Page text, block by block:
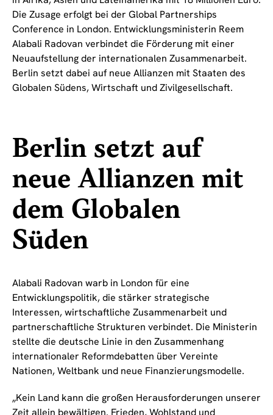
Die Zusage erfolgt bei der Global Partnerships
Conference in London. Entwicklungsministerin Reem
Alabali Radovan verbindet die Förderung mit einer
Neuaufstellung der internationalen Zusammenarbeit.
Berlin setzt dabei auf neue Allianzen mit Staaten des
Globalen Südens, Wirtschaft und Zivilgesellschaft.
Berlin setzt auf
neue Allianzen mit
dem Globalen
Süden
Alabali Radovan warb in London für eine
Entwicklungspolitik, die stärker strategische
Interessen, wirtschaftliche Zusammenarbeit und
partnerschaftliche Strukturen verbindet. Die Ministerin
stellte die deutsche Linie in den Zusammenhang
internationaler Reformdebatten über Vereinte
Nationen, Weltbank und neue Finanzierungsmodelle.
„Kein Land kann die großen Herausforderungen unserer
Zeit allein bewältigen. Frieden, Wohlstand und